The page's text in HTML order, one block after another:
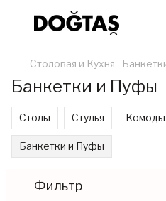
Столовая и Кухня
Банкетки и Пуфы
Столы Стулья Комоды
Банкетки и Пуфы
Фильтр